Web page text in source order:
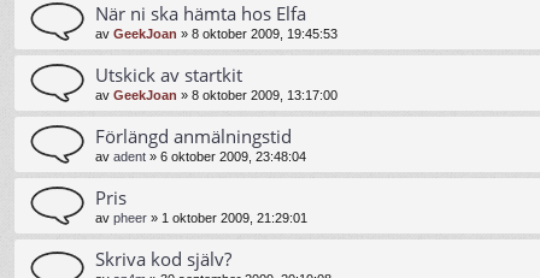
När ni ska hämta hos Elfa
av GeekJoan » 8 oktober 2009, 19:45:53
Utskick av startkit
av GeekJoan » 8 oktober 2009, 13:17:00
Förlängd anmälningstid
av adent » 6 oktober 2009, 23:48:04
Pris
av pheer » 1 oktober 2009, 21:29:01
Skriva kod själv?